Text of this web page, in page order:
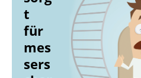
t
für
mes
sers